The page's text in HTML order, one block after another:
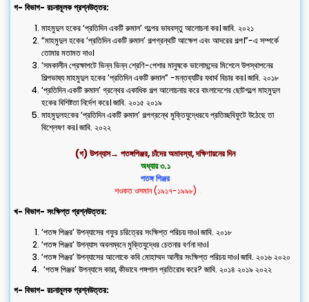
গ- বিভাগ- রচনামূলক প্রশ্নউত্তর:
মাহমুদুল হকের ‘প্রতিদিন একটি রুমাল’ গল্পের ভাববস্তু আলোচনা কর। জাবি. ২০২১
“মাহমুদুল হকের ‘প্রতিদিন একটি রুমাল’ গল্পগ্রন্থটি আক্ষেপ এবং আদরের গল্প।”-এ সম্পর্কে
তোমার মতামত দাও।
‘সমকালীন প্রেক্ষাপটে ভিন্ন ভিন্ন শ্রেণি-পেশার মানুষকে ভালোমন্দের মিশেলে উপস্থাপনের
শিল্পভাষ্য মাহমুদুল হকের ‘প্রতিদিন একটি রুমাল” -মন্তব্যটির যথার্থ বিচার কর। জাবি. ২০১৮
‘প্রতিদিন একটি রুমাল’ গ্রন্থের একাধিক গল্প আলোচনায় করে বাংলাদেশের ছোটগল্পে মাহমুদুল
হকের বিশিষ্টতা নির্দেশ করে। জাবি. ২০১৫ ২০১৯
মাহমুদুলহকের ‘প্রতিদিন একটি রুমাল’ গল্পগ্রন্থে মুক্তিযুদ্ধেরযে প্রতিচ্ছবিফুটে উঠেছে তা
বিশ্লেষণ কর। জাবি. ২০২২
(গ) উপন্যাস→ পতঙ্গপিঞ্জর, চাঁদের অমাবস্যা, দক্ষিণায়নের দিন
অধ্যায় ৩.১
পতঙ্গ পিঞ্জর
শওকত ওসমান (১৯১৭-১৯৯৮)
খ- বিভাগ- সংক্ষিপ্ত প্রশ্নউত্তর:
‘পতঙ্গ পিঞ্জর’ উপন্যাসের গফুর চরিত্রের সংক্ষিপ্ত পরিচয় দাও। জাবি. ২০১৮
‘পতঙ্গ পিঞ্জর’ উপন্যাস অবলম্বনে মুক্তিযুদ্ধের চেতনার বর্ণনা দাও।
‘পতঙ্গ পিঞ্জর’ উপন্যাসের আলোকে কবি মোহাম্মদ আলীর সংক্ষিপ্ত পরিচয় দাও। জাবি. ২০১৬ ২০২০
‘পতঙ্গ পিঞ্জর’ উপন্যাসে কারা, কীভাবে পঙ্গপাল প্রতিরোধ করে? জাবি. ২০১৪ ২০১৯ ২০২২
গ- বিভাগ- রচনামূলক প্রশ্নউত্তর: